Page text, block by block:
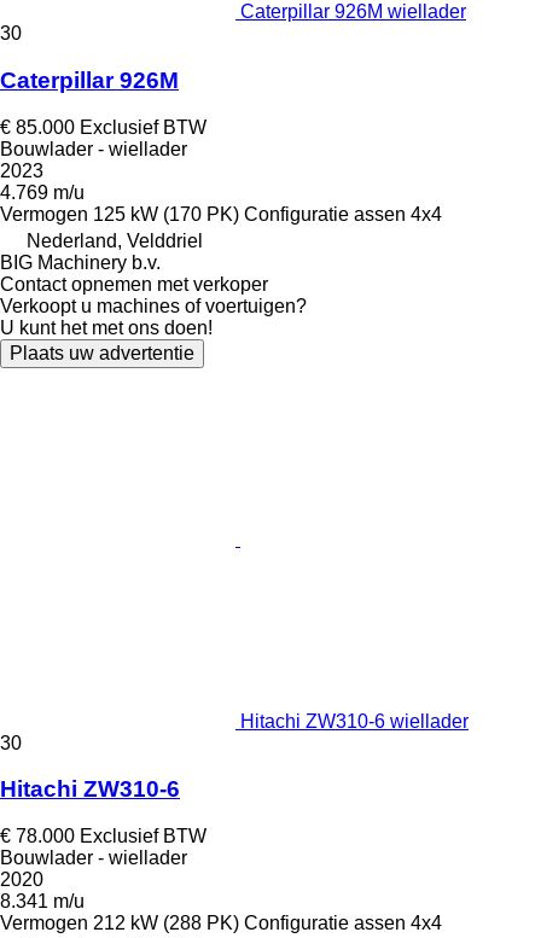
Caterpillar 926M wiellader
30
Caterpillar 926M
€ 85.000 Exclusief BTW
Bouwlader - wiellader
2023
4.769 m/u
Vermogen 125 kW (170 PK) Configuratie assen 4x4
Nederland, Velddriel
BIG Machinery b.v.
Contact opnemen met verkoper
Verkoopt u machines of voertuigen?
U kunt het met ons doen!
Plaats uw advertentie
Hitachi ZW310-6 wiellader
30
Hitachi ZW310-6
€ 78.000 Exclusief BTW
Bouwlader - wiellader
2020
8.341 m/u
Vermogen 212 kW (288 PK) Configuratie assen 4x4